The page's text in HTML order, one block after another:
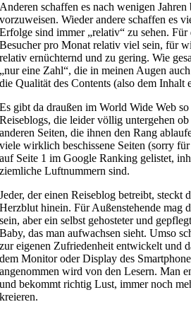
Anderen schaffen es nach wenigen Jahren
vorzuweisen. Wieder andere schaffen es
Erfolge sind immer „relativ“ zu sehen.
Besucher pro Monat relativ viel sein, für
relativ ernüchternd und zu gering. Wie
„nur eine Zahl“, die in meinen Augen
die Qualität des Contents (also dem Inhalt
Es gibt da draußen im World Wide Web
Reiseblogs, die leider völlig untergehen ob
anderen Seiten, die ihnen den Rang
viele wirklich beschissene Seiten (sorry
auf Seite 1 im Google Ranking gelistet,
ziemliche Luftnummern sind.
Jeder, der einen Reiseblog betreibt,
Herzblut hinein. Für Außenstehende mag
sein, aber ein selbst gehosteter und
Baby, das man aufwachsen sieht. Umso
zur eigenen Zufriedenheit entwickelt und
dem Monitor oder Display des
angenommen wird von den Lesern. Man
und bekommt richtig Lust, immer noch
kreieren.